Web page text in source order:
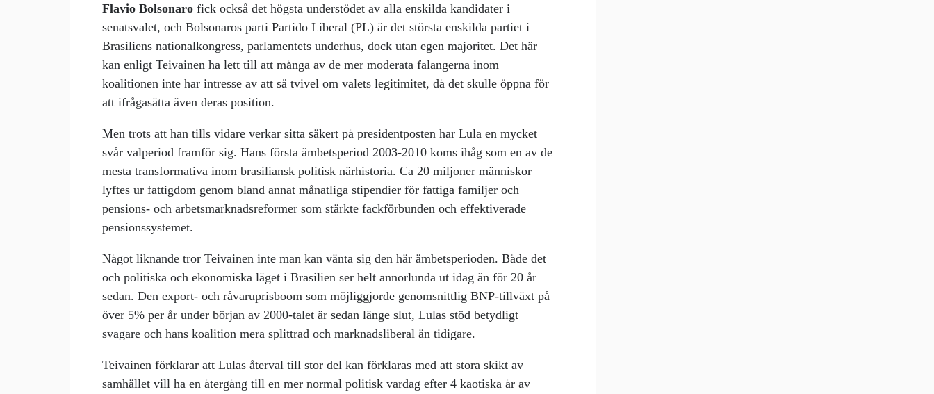
Flavio Bolsonaro fick också det högsta understödet av alla enskilda kandidater i
senatsvalet, och Bolsonaros parti Partido Liberal (PL) är det största enskilda partiet i
Brasiliens nationalkongress, parlamentets underhus, dock utan egen majoritet. Det här
kan enligt Teivainen ha lett till att många av de mer moderata falangerna inom
koalitionen inte har intresse av att så tvivel om valets legitimitet, då det skulle öppna för
att ifrågasätta även deras position.
Men trots att han tills vidare verkar sitta säkert på presidentposten har Lula en mycket
svår valperiod framför sig. Hans första ämbetsperiod 2003-2010 koms ihåg som en av de
mesta transformativa inom brasiliansk politisk närhistoria. Ca 20 miljoner människor
lyftes ur fattigdom genom bland annat månatliga stipendier för fattiga familjer och
pensions- och arbetsmarknadsreformer som stärkte fackförbunden och effektiverade
pensionssystemet.
Något liknande tror Teivainen inte man kan vänta sig den här ämbetsperioden. Både det
och politiska och ekonomiska läget i Brasilien ser helt annorlunda ut idag än för 20 år
sedan. Den export- och råvaruprisboom som möjliggjorde genomsnittlig BNP-tillväxt på
över 5% per år under början av 2000-talet är sedan länge slut, Lulas stöd betydligt
svagare och hans koalition mera splittrad och marknadsliberal än tidigare.
Teivainen förklarar att Lulas återval till stor del kan förklaras med att stora skikt av
samhället vill ha en återgång till en mer normal politisk vardag efter 4 kaotiska år av